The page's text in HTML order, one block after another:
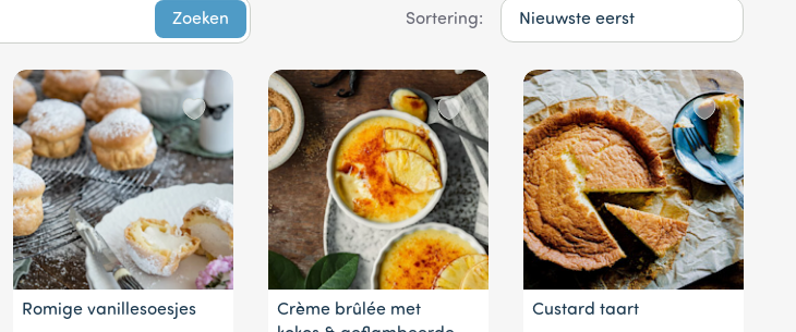
Zoeken Sortering:
Romige vanillesoesjes
Crème brûlée met
Custard taart